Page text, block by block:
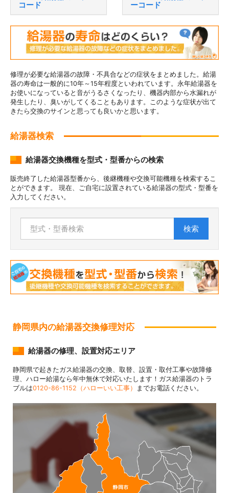
コード
ーコード
修理が必要な給湯器の故障・不具合などの症状をまとめました。給湯
器の寿命は一般的に10年～15年程度といわれています。永年給湯器を
お使いになっていると音がうるさくなったり、機器内部から水漏れが
発生したり、臭いがしてくることもあります。このような症状が出て
きたら交換のサインと思っても良いかと思います。
給湯器検索
給湯器交換機種を型式・型番からの検索
販売終了した給湯器型番から、後継機種や交換可能機種を検索するこ
とができます。 現在、ご自宅に設置されている給湯器の型式・型番を
入力してください。
検索
静岡県内の給湯器交換修理対応
給湯器の修理、設置対応エリア
静岡県で起きたガス給湯器の交換、取替、設置・取付工事や故障修
理、ハロー給湯なら年中無休で対応いたします！ガス給湯器のトラ
ブルは0120-86-1152（ハローいい工事） までお電話ください。